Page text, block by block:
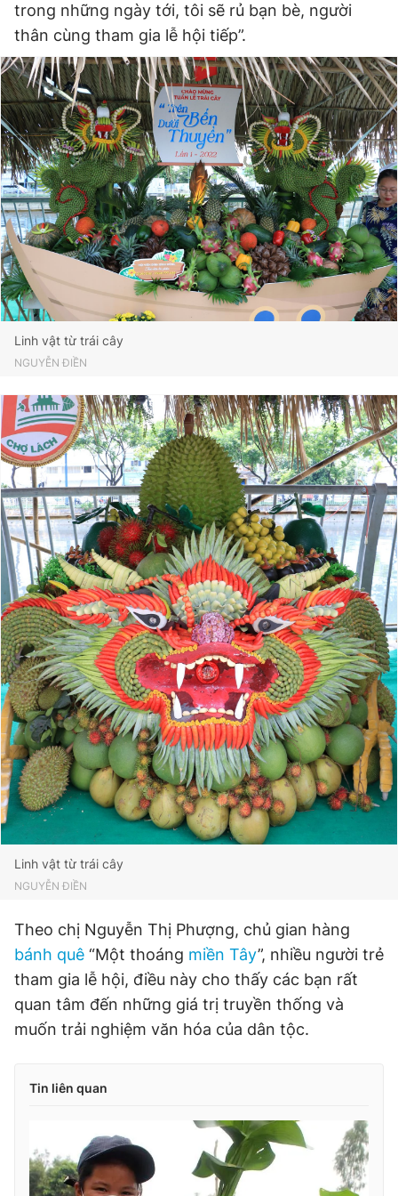
trong những ngày tới, tôi sẽ rủ bạn bè, người
thân cùng tham gia lễ hội tiếp”.
Linh vật từ trái cây
NGUYỄN ĐIỀN
Linh vật từ trái cây
NGUYỄN ĐIỀN
Theo chị Nguyễn Thị Phượng, chủ gian hàng
bánh quê “Một thoáng miền Tây”, nhiều người trẻ
tham gia lễ hội, điều này cho thấy các bạn rất
quan tâm đến những giá trị truyền thống và
muốn trải nghiệm văn hóa của dân tộc.
Tin liên quan